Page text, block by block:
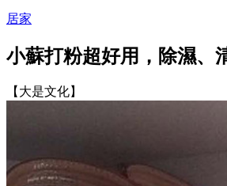
居家
小蘇打粉超好用，除濕、
【大是文化】